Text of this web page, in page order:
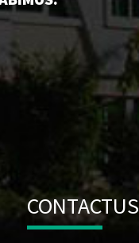
CONTACTUS